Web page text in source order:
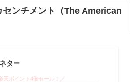
センチメント（The American
ター
天ポイント4倍セール！／